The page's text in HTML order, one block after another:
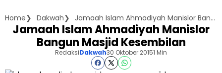
Home Dakwah Jamaah Islam Ahmadiyah Manislor Bangun Masjid Kesembilan
Jamaah Islam Ahmadiyah Manislor
Bangun Masjid Kesembilan
RedaksiDakwah30 Oktober 20151 Min